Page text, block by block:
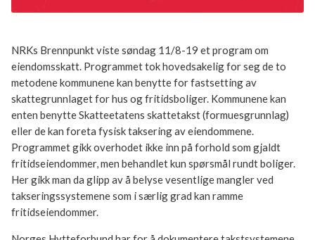
NRKs Brennpunkt viste søndag 11/8-19 et program om
eiendomsskatt. Programmet tok hovedsakelig for seg de to
metodene kommunene kan benytte for fastsetting av
skattegrunnlaget for hus og fritidsboliger. Kommunene kan
enten benytte Skatteetatens skattetakst (formuesgrunnlag)
eller de kan foreta fysisk taksering av eiendommene.
Programmet gikk overhodet ikke inn på forhold som gjaldt
fritidseiendommer, men behandlet kun spørsmål rundt
boliger. Her gikk man da glipp av å belyse vesentlige mangler
ved takseringssystemene som i særlig grad kan ramme
fritidseiendommer.
Norges Hytteforbund har for å dokumentere
Jeg samtykker til at Norges Hytteforbund
behandler mine persondata ihht.
personvernerklæringen.
Meld deg på